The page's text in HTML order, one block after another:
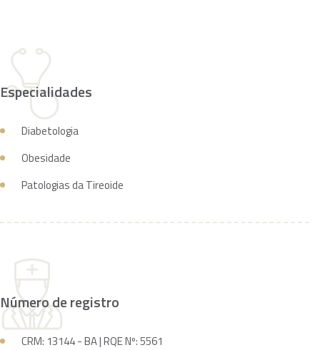
Especialidades
Diabetologia
Obesidade
Patologias da Tireoide
Número de registro
CRM: 13144 - BA | RQE Nº: 5561